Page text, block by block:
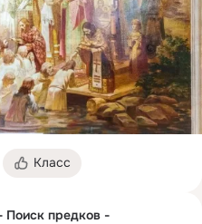
Класс
Поиск предков -